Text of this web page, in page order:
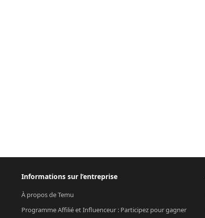
Informations sur l’entreprise
À propos de Temu
Programme Affilié et Influenceur : Participez pour gagner